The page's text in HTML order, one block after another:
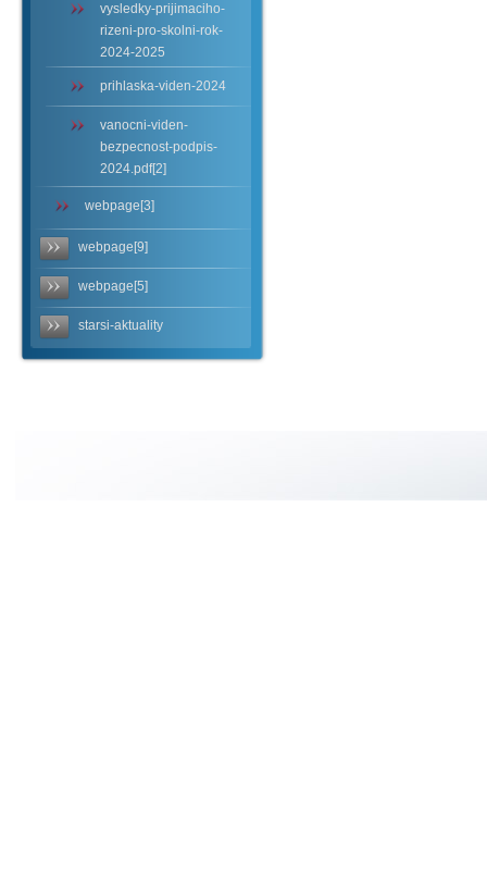
vysledky-prijimaciho-
rizeni-pro-skolni-rok-
2024-2025
prihlaska-viden-2024
vanocni-viden-
bezpecnost-podpis-
2024.pdf[2]
webpage[3]
webpage[9]
webpage[5]
starsi-aktuality